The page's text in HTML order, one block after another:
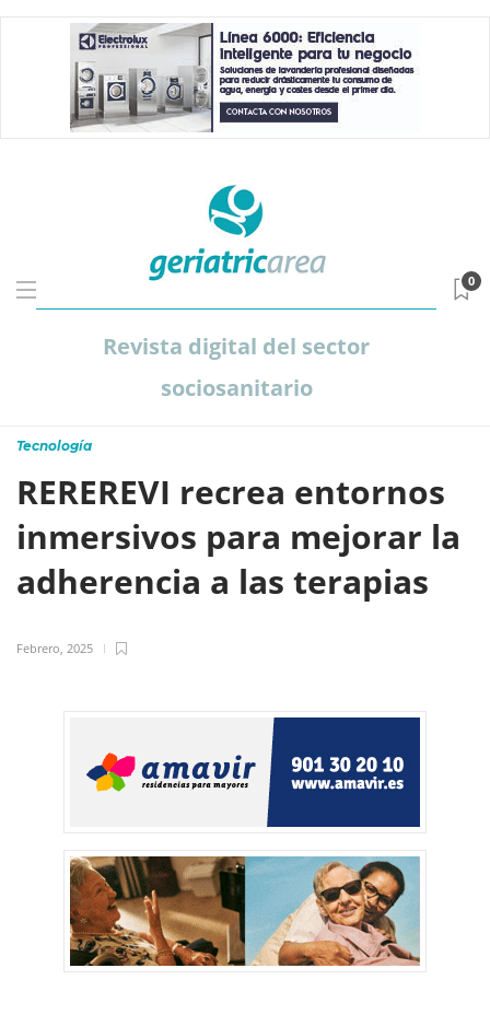
Revista digital del sector
sociosanitario
0
Tecnología
REREREVI recrea entornos
inmersivos para mejorar la
adherencia a las terapias
Febrero, 2025